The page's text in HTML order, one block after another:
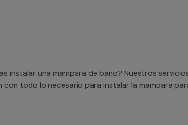
instalar una mampara de baño? Nuestros
con todo lo necesario para instalar la mampara